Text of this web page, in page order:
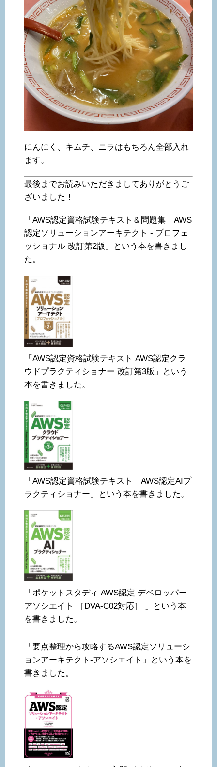
にんにく、キムチ、ニラはもちろん全部入れ
ます。
最後までお読みいただきましてありがとうご
ざいました！
「AWS認定資格試験テキスト＆問題集 AWS
認定ソリューションアーキテクト - プロフェ
ッショナル 改訂第2版」という本を書きまし
た。
「AWS認定資格試験テキスト AWS認定クラ
ウドプラクティショナー 改訂第3版」という
本を書きました。
「AWS認定資格試験テキスト AWS認定AIプ
ラクティショナー」という本を書きました。
「ポケットスタディ AWS認定 デベロッパー
アソシエイト ［DVA-C02対応］ 」という本
を書きました。
「要点整理から攻略するAWS認定ソリューシ
ョンアーキテクト-アソシエイト」という本を
書きました。